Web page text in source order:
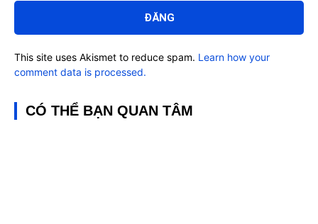
luận:
This site uses Akismet to reduce spam. Learn how your
comment data is processed.
CÓ THỂ BẠN QUAN TÂM